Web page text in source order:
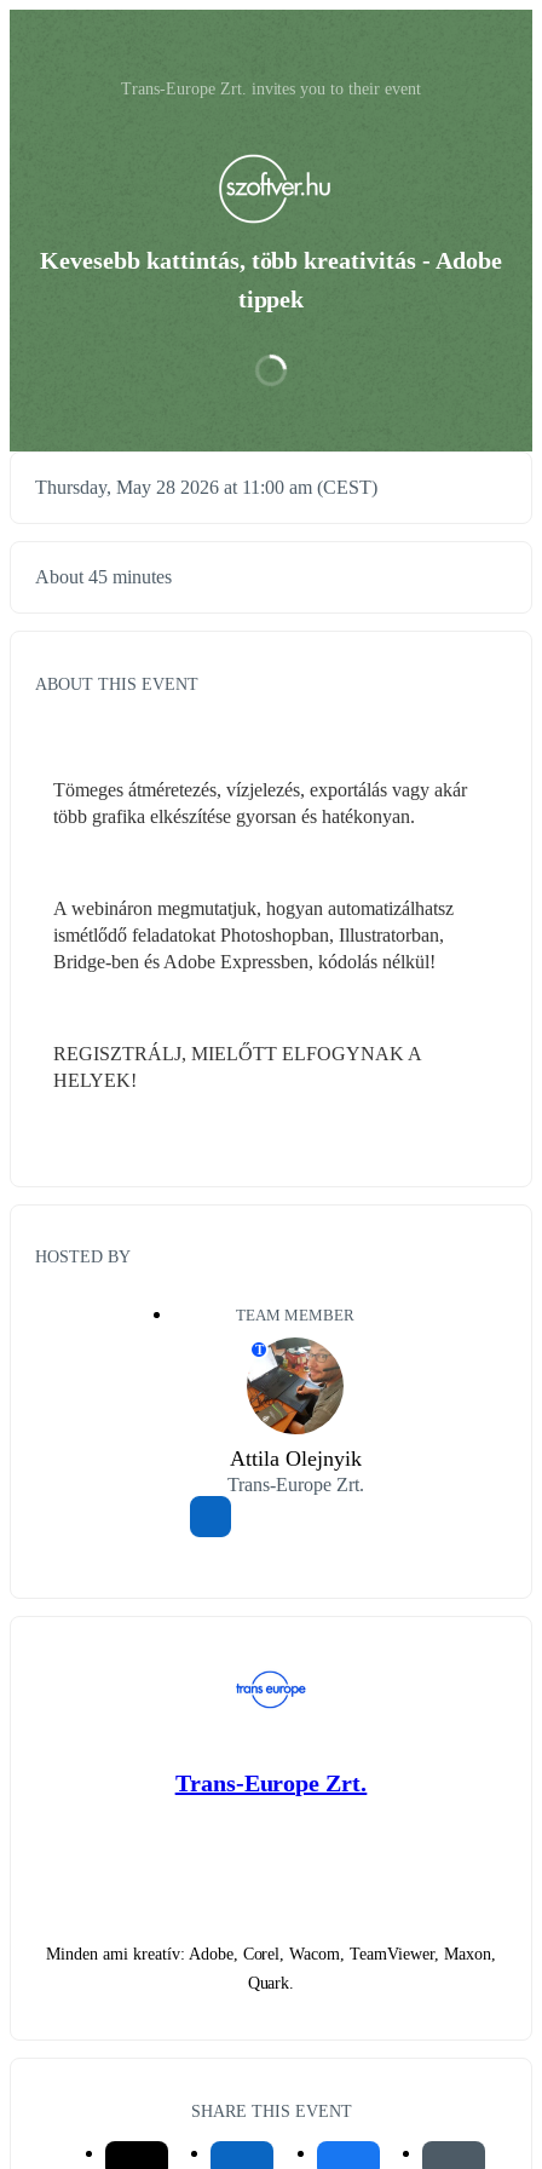
Trans-Europe Zrt. invites you to their event
Kevesebb kattintás, több kreativitás - Adobe
tippek
Thursday, May 28 2026 at 11:00 am (CEST)
About 45 minutes
ABOUT THIS EVENT
Tömeges átméretezés, vízjelezés, exportálás vagy akár
több grafika elkészítése gyorsan és hatékonyan.
A webináron megmutatjuk, hogyan automatizálhatsz
ismétlődő feladatokat Photoshopban, Illustratorban,
Bridge-ben és Adobe Expressben, kódolás nélkül!
REGISZTRÁLJ, MIELŐTT ELFOGYNAK A
HELYEK!
HOSTED BY
TEAM MEMBER
T
Attila Olejnyik
Trans-Europe Zrt.
Trans-Europe Zrt.
Minden ami kreatív: Adobe, Corel, Wacom, TeamViewer, Maxon,
Quark.
SHARE THIS EVENT